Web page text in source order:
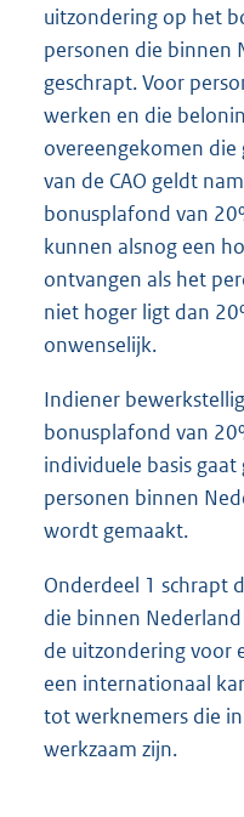
uitzondering op het
personen die binnen
geschrapt. Voor
werken en die
overeengekomen
van de CAO geldt
bonusplafond van
kunnen alsnog een
ontvangen als het
niet hoger ligt dan
onwenselijk.
Indiener
bonusplafond van
individuele basis
personen binnen
wordt gemaakt.
Onderdeel 1 schrapt
die binnen
de uitzondering voor
een internationaal
tot werknemers die
werkzaam zijn.